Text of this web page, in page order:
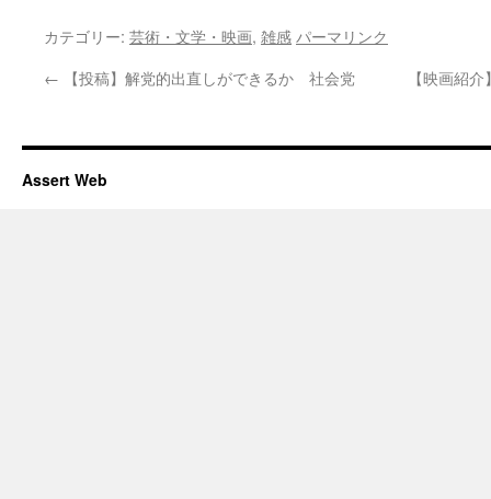
カテゴリー: 芸術・文学・映画, 雑感 パーマリンク
← 【投稿】解党的出直しができるか 社会党 【映画紹
Assert Web